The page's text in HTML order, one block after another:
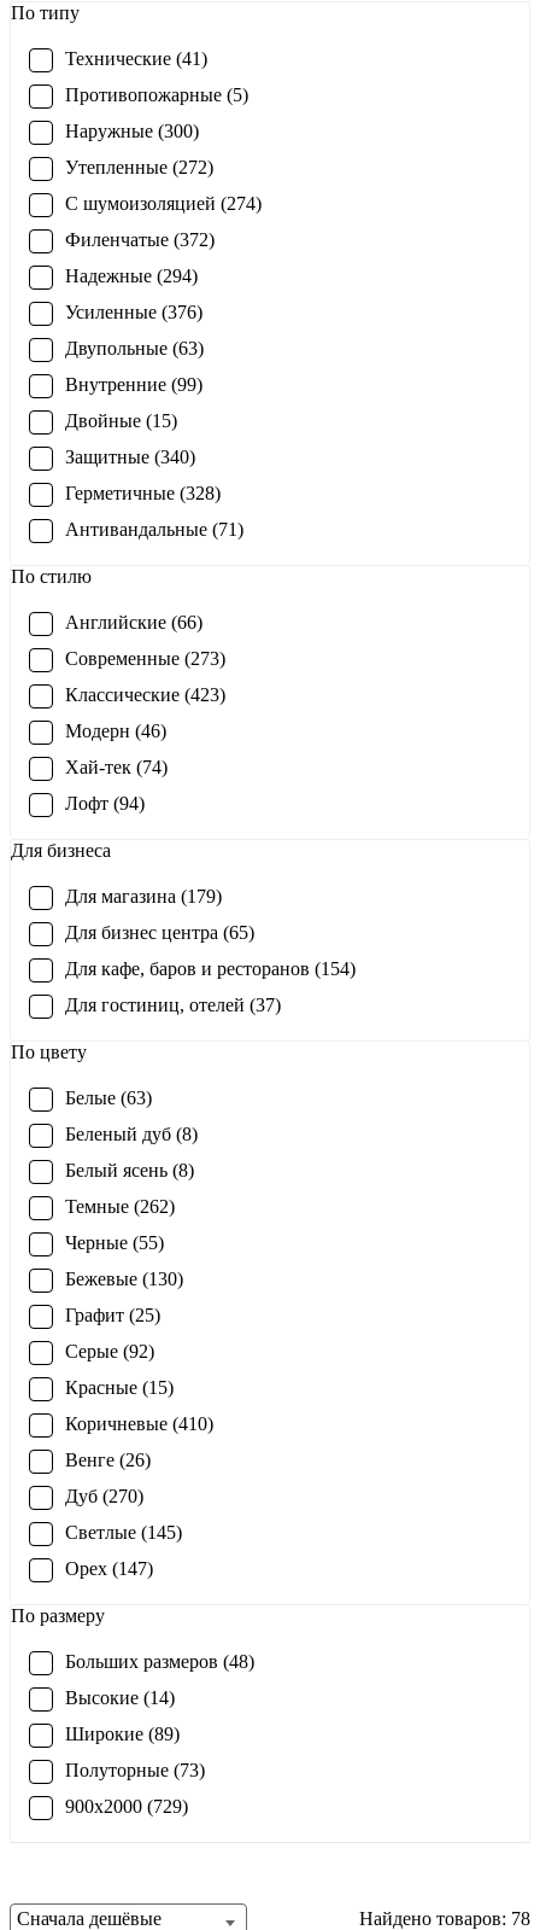
По типу
Технические (41)
Противопожарные (5)
Наружные (300)
Утепленные (272)
С шумоизоляцией (274)
Филенчатые (372)
Надежные (294)
Усиленные (376)
Двупольные (63)
Внутренние (99)
Двойные (15)
Защитные (340)
Герметичные (328)
Антивандальные (71)
По стилю
Английские (66)
Современные (273)
Классические (423)
Модерн (46)
Хай-тек (74)
Лофт (94)
Для бизнеса
Для магазина (179)
Для бизнес центра (65)
Для кафе, баров и ресторанов (154)
Для гостиниц, отелей (37)
По цвету
Белые (63)
Беленый дуб (8)
Белый ясень (8)
Темные (262)
Черные (55)
Бежевые (130)
Графит (25)
Серые (92)
Красные (15)
Коричневые (410)
Венге (26)
Дуб (270)
Светлые (145)
Орех (147)
По размеру
Больших размеров (48)
Высокие (14)
Широкие (89)
Полуторные (73)
900x2000 (729)
Сначала дешёвые Найдено товаров: 78